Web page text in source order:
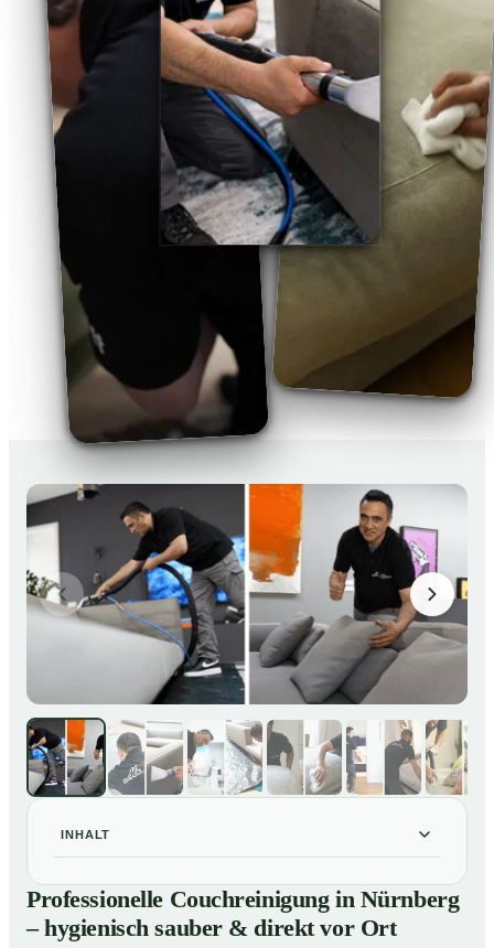
INHALT
01 Professionelle Couchreinigung in Nürnberg –
hygienisch sauber & direkt vor Ort
Professionelle Couchreinigung in Nürnberg
– hygienisch sauber & direkt vor Ort